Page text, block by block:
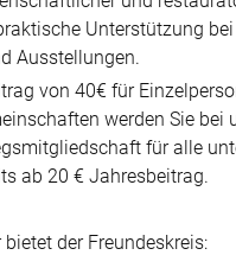
Unterstützung bei
Ausstellungen.
von 40€ für
werden Sie bei
für alle
ab 20 € Jahresbeitrag.
der Freundeskreis: